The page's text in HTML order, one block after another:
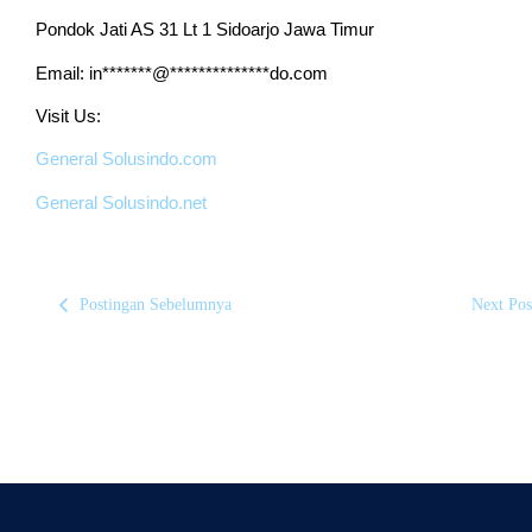
Pondok Jati AS 31 Lt 1 Sidoarjo Jawa Timur
Email: in*******@**************do.com
Visit Us:
General Solusindo.com
General Solusindo.net
Postingan Sebelumnya Next